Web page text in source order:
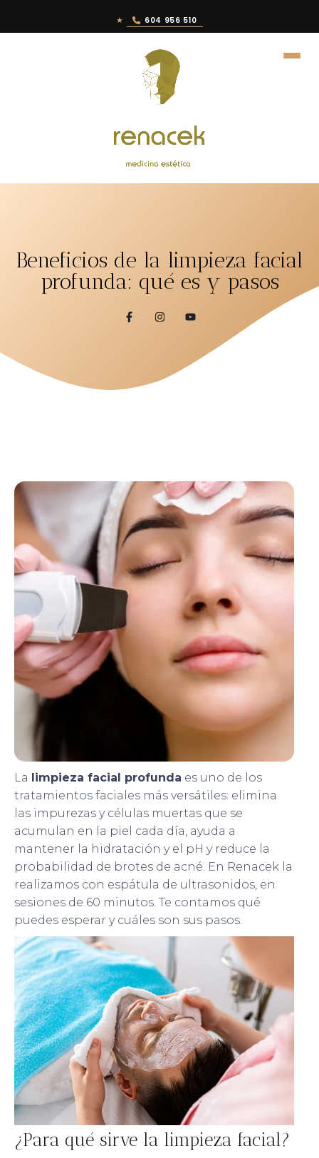
★ 604 956 510
Beneficios de la limpieza facial
profunda: qué es y pasos
La limpieza facial profunda es uno de los
tratamientos faciales más versátiles: elimina
las impurezas y células muertas que se
acumulan en la piel cada día, ayuda a
mantener la hidratación y el pH y reduce la
probabilidad de brotes de acné. En Renacek la
realizamos con espátula de ultrasonidos, en
sesiones de 60 minutos. Te contamos qué
puedes esperar y cuáles son sus pasos.
¿Para qué sirve la limpieza facial?